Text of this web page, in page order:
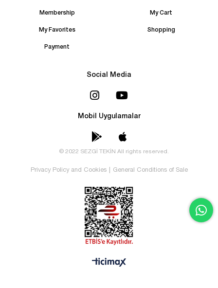
Membership My Cart
My Favorites Shopping
Payment
Social Media
Mobil Uygulamalar
© 2022 SEZGİ TEKİN All rights reserved.
Privacy Policy and Cookies General Conditions of Sale